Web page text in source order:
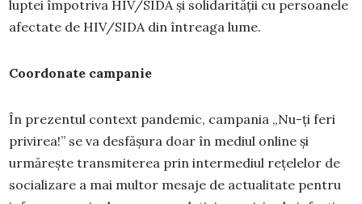
luptei împotriva HIV/SIDA și solidarităţii cu persoanele
afectate de HIV/SIDA din întreaga lume.
Coordonate campanie
În prezentul context pandemic, campania „Nu-ți feri
privirea!” se va desfășura doar în mediul online și
urmărește transmiterea prin intermediul rețelelor de
socializare a mai multor mesaje de actualitate pentru